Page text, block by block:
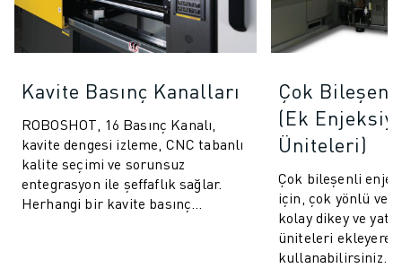
Kavite Basınç Kanalları
ROBOSHOT, 16 Basınç Kanalı,
kavite dengesi izleme, CNC tabanlı
kalite seçimi ve sorunsuz
entegrasyon ile şeffaflık sağlar.
Herhangi bir kavite basınç
Çok
(Ek
Üniteleri)
Çok bileşenli
için, çok yönlü ve
kolay dikey ve
üniteleri ekleyerek
kullanabilirsiniz.